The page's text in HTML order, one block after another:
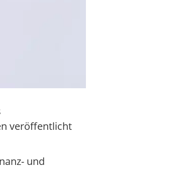
veröffentlicht
und